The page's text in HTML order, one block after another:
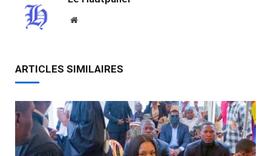
Website
ARTICLES SIMILAIRES